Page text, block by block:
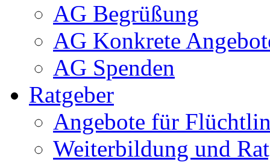
AG Begrüßung
AG Konkrete
AG Spenden
Ratgeber
Angebote für
Weiterbildung und